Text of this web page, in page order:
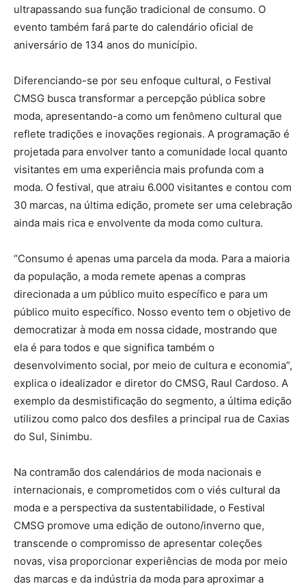
ultrapassando sua função tradicional de consumo. O
evento também fará parte do calendário oficial de
aniversário de 134 anos do município.
Diferenciando-se por seu enfoque cultural, o Festival
CMSG busca transformar a percepção pública sobre
moda, apresentando-a como um fenômeno cultural que
reflete tradições e inovações regionais. A programação é
projetada para envolver tanto a comunidade local quanto
visitantes em uma experiência mais profunda com a
moda. O festival, que atraiu 6.000 visitantes e contou com
30 marcas, na última edição, promete ser uma celebração
ainda mais rica e envolvente da moda como cultura.
“Consumo é apenas uma parcela da moda. Para a maioria
da população, a moda remete apenas a compras
direcionada a um público muito específico e para um
público muito específico. Nosso evento tem o objetivo de
democratizar à moda em nossa cidade, mostrando que
ela é para todos e que significa também o
desenvolvimento social, por meio de cultura e economia”,
explica o idealizador e diretor do CMSG, Raul Cardoso. A
exemplo da desmistificação do segmento, a última edição
utilizou como palco dos desfiles a principal rua de Caxias
do Sul, Sinimbu.
Na contramão dos calendários de moda nacionais e
internacionais, e comprometidos com o viés cultural da
moda e a perspectiva da sustentabilidade, o Festival
CMSG promove uma edição de outono/inverno que,
transcende o compromisso de apresentar coleções
novas, visa proporcionar experiências de moda por meio
das marcas e da indústria da moda para aproximar a